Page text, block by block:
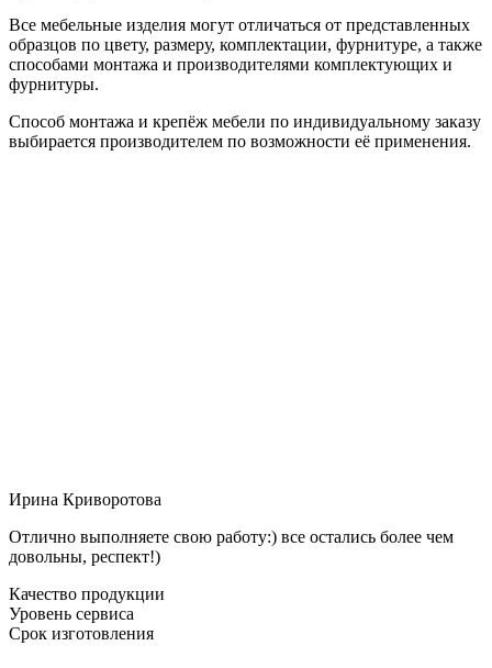
Все мебельные изделия могут отличаться от представленных
образцов по цвету, размеру, комплектации, фурнитуре, а также
способами монтажа и производителями комплектующих и
фурнитуры.
Способ монтажа и крепёж мебели по индивидуальному заказу
выбирается производителем по возможности её применения.
Ирина Криворотова
Отлично выполняете свою работу:) все остались более чем
довольны, респект!)
Качество продукции
Уровень сервиса
Срок изготовления